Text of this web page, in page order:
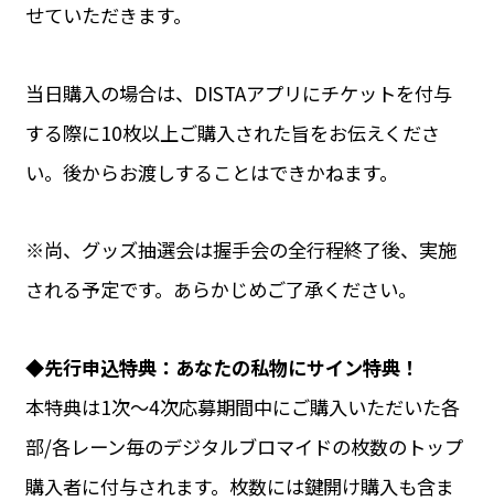
せていただきます。
当日購入の場合は、DISTAアプリにチケットを付与
する際に10枚以上ご購入された旨をお伝えくださ
い。後からお渡しすることはできかねます。
※尚、グッズ抽選会は握手会の全行程終了後、実施
される予定です。あらかじめご了承ください。
◆先行申込特典：あなたの私物にサイン特典！
本特典は1次〜4次応募期間中にご購入いただいた各
部/各レーン毎のデジタルブロマイドの枚数のトップ
購入者に付与されます。枚数には鍵開け購入も含ま